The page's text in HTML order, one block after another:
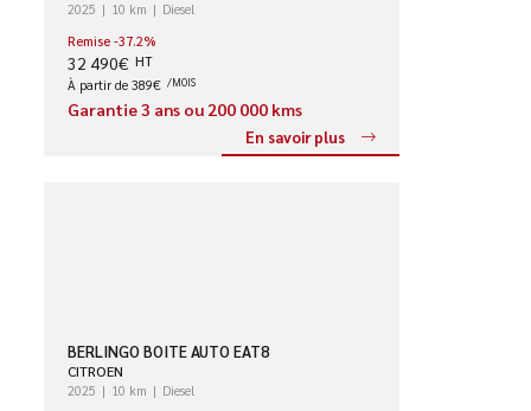
2025 10 km
Diesel
Remise -37.2%
32 490€ HT
À partir de 389€ /MOIS
Garantie 3 ans ou 200 000 kms
En savoir plus
BERLINGO BOITE AUTO EAT8
CITROEN
2025 10 km Diesel